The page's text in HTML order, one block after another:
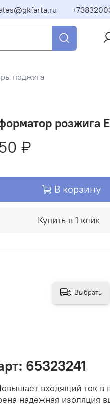
поджига
розжига
₽
В корзину
Купить в 1 клик
65323241
входящий ток в
надежная изоляция
Выбрать